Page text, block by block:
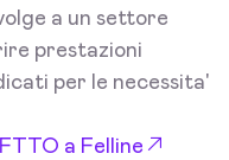
a un settore
prestazioni
per le necessita'
a Felline